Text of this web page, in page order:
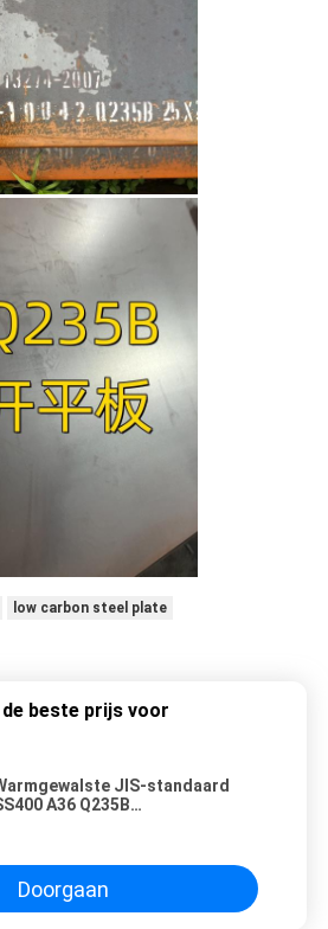
low carbon steel plate
de beste prijs voor
JIS-standaard
A36 Q235B
Doorgaan